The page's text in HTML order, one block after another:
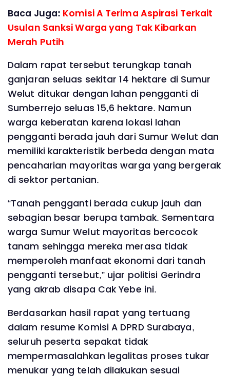
Baca Juga: Komisi A Terima Aspirasi Terkait
Usulan Sanksi Warga yang Tak Kibarkan
Merah Putih
‎Dalam rapat tersebut terungkap tanah
ganjaran seluas sekitar 14 hektare di Sumur
Welut ditukar dengan lahan pengganti di
Sumberrejo seluas 15,6 hektare. Namun
warga keberatan karena lokasi lahan
pengganti berada jauh dari Sumur Welut dan
memiliki karakteristik berbeda dengan mata
pencaharian mayoritas warga yang bergerak
di sektor pertanian.
‎“Tanah pengganti berada cukup jauh dan
sebagian besar berupa tambak. Sementara
warga Sumur Welut mayoritas bercocok
tanam sehingga mereka merasa tidak
memperoleh manfaat ekonomi dari tanah
pengganti tersebut,” ujar politisi Gerindra
yang akrab disapa Cak Yebe ini.‎
‎Berdasarkan hasil rapat yang tertuang
dalam resume Komisi A DPRD Surabaya,
seluruh peserta sepakat tidak
mempermasalahkan legalitas proses tukar
menukar yang telah dilakukan sesuai